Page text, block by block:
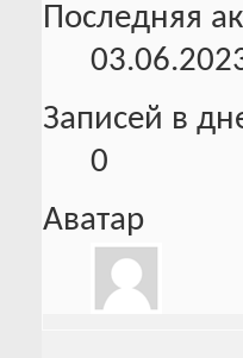
Последняя
Записей в
0
Аватар